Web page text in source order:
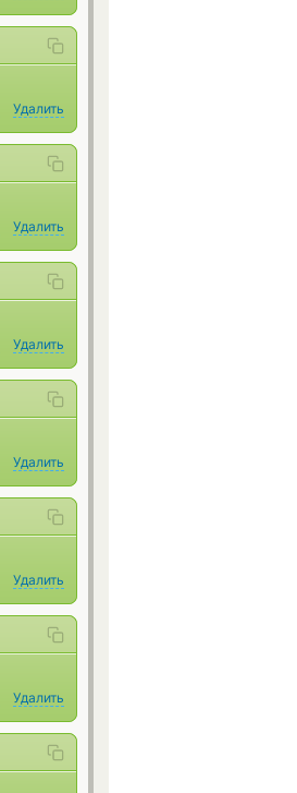
Удалить
Удалить
Удалить
Удалить
Удалить
Удалить